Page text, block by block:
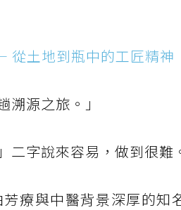
從土地到瓶中的工匠精神
溯源之旅。」
二字說來容易，做到很難
療與中醫背景深厚的